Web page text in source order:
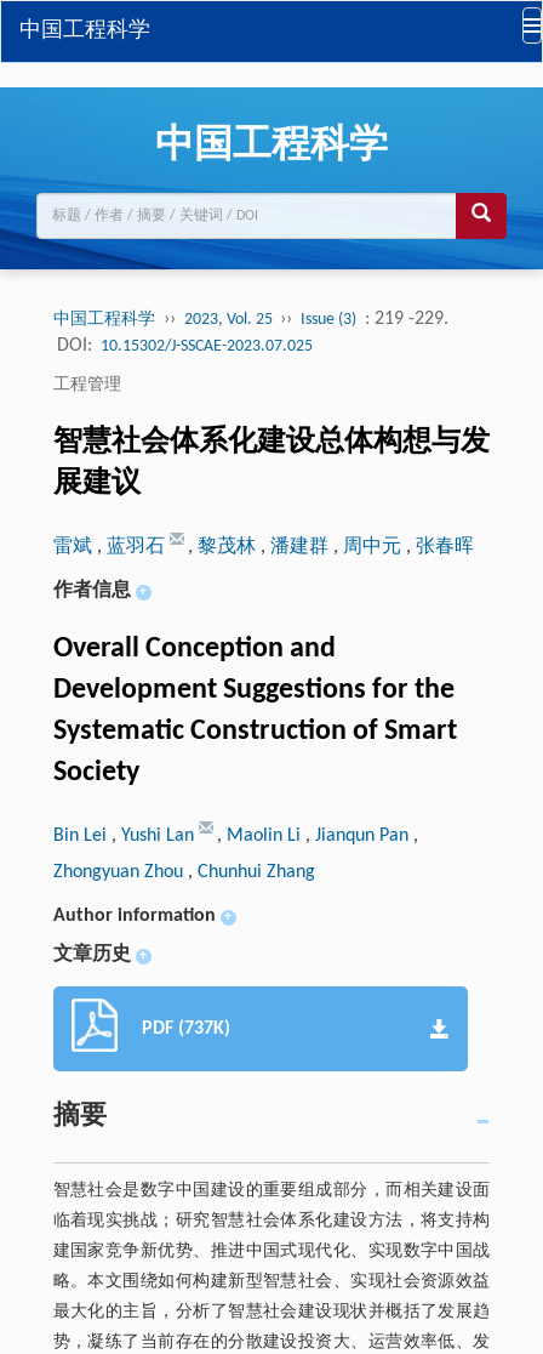
中国工程科学
中国工程科学
中国工程科学 ›› 2023, Vol. 25 ›› Issue (3) : 219 -229.
DOI: 10.15302/J-SSCAE-2023.07.025
工程管理
智慧社会体系化建设总体构想与发
展建议
雷斌 , 蓝羽石 , 黎茂林 , 潘建群 , 周中元 , 张春晖
作者信息 +
Overall Conception and
Development Suggestions for the
Systematic Construction of Smart
Society
Bin Lei , Yushi Lan , Maolin Li , Jianqun Pan ,
Zhongyuan Zhou , Chunhui Zhang
Author information +
文章历史 +
PDF (737K)
摘要
智慧社会是数字中国建设的重要组成部分，而相关建设面
临着现实挑战；研究智慧社会体系化建设方法，将支持构
建国家竞争新优势、推进中国式现代化、实现数字中国战
略。本文围绕如何构建新型智慧社会、实现社会资源效益
最大化的主旨，分析了智慧社会建设现状并概括了发展趋
势，凝练了当前存在的分散建设投资大、运营效率低、发